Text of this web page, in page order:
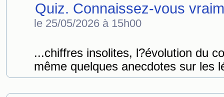
Quiz. Connaissez-vous
le 25/05/2026 à 15h00
...chiffres insolites, l?évolution du
même quelques anecdotes sur les